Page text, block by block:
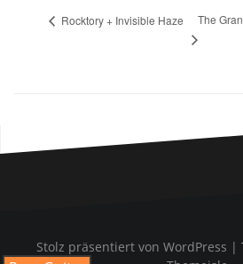
Rocktory + Invisible Haze The
Stolz präsentiert von WordPress |